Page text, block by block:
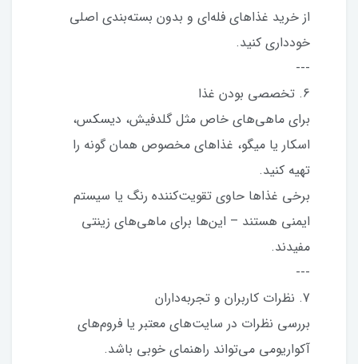
از خرید غذاهای فله‌ای و بدون بسته‌بندی اصلی
خودداری کنید.
---
6. تخصصی بودن غذا
برای ماهی‌های خاص مثل گلدفیش، دیسکس،
اسکار یا میگو، غذاهای مخصوص همان گونه را
تهیه کنید.
برخی غذاها حاوی تقویت‌کننده رنگ یا سیستم
ایمنی هستند – این‌ها برای ماهی‌های زینتی
مفیدند.
---
7. نظرات کاربران و تجربه‌داران
بررسی نظرات در سایت‌های معتبر یا فروم‌های
آکواریومی می‌تواند راهنمای خوبی باشد.